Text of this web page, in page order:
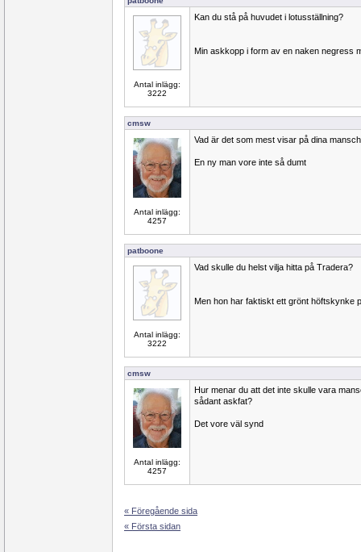
Antal inlägg:
3222
Kan du stå på huvudet i lotusställning?
Min askkopp i form av en naken negress
cmsw
Antal inlägg:
4257
Vad är det som mest visar på dina
En ny man vore inte så dumt
patboone
Antal inlägg:
3222
Vad skulle du helst vilja hitta på Tradera?
Men hon har faktiskt ett grönt höftskynke
cmsw
Antal inlägg:
4257
Hur menar du att det inte skulle vara
sådant askfat?
Det vore väl synd
« Föregående sida
« Första sidan